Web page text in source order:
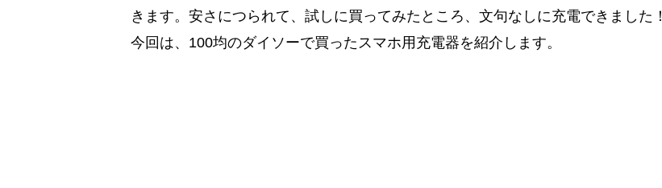
きます。安さにつられて、試しに買ってみたところ、文句なしに充電できました！
今回は、100均のダイソーで買ったスマホ用充電器を紹介します。